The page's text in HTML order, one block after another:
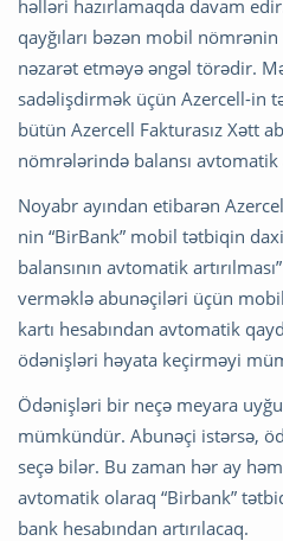
həlləri hazırlamaqda davam
qayğıları bəzən mobil nömrənin
nəzarət etməyə əngəl törədir.
sadəlişdirmək üçün Azercell-in
bütün Azercell Fakturasız Xətt
nömrələrində balansı avtomatik
Noyabr ayından etibarən
nin “BirBank” mobil tətbiqin
balansının avtomatik
verməklə abunəçiləri üçün
kartı hesabından avtomatik
ödənişləri həyata keçirməyi
Ödənişləri bir neçə meyara
mümkündür. Abunəçi istərsə,
seçə bilər. Bu zaman hər ay
avtomatik olaraq “Birbank”
bank hesabından artırılacaq.